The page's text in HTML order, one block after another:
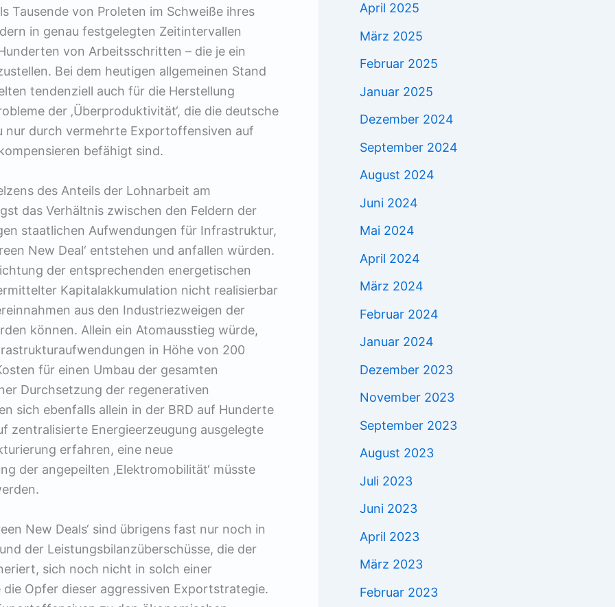
Tausende von Proleten im Schweiße ihres
in genau festgelegten Zeitintervallen
von Arbeitsschritten – die je ein
Bei dem heutigen allgemeinen Stand
tendenziell auch für die Herstellung
der ‚Überproduktivität‘, die die deutsche
durch vermehrte Exportoffensiven auf
befähigt sind.
des Anteils der Lohnarbeit am
das Verhältnis zwischen den Feldern der
staatlichen Aufwendungen für Infrastruktur,
New Deal‘ entstehen und anfallen würden.
der entsprechenden energetischen
Kapitalakkumulation nicht realisierbar
aus den Industriezweigen der
können. Allein ein Atomausstieg würde,
in Höhe von 200
für einen Umbau der gesamten
Durchsetzung der regenerativen
sich ebenfalls allein in der BRD auf Hunderte
zentralisierte Energieerzeugung ausgelegte
erfahren, eine neue
der angepeilten ‚Elektromobilität‘ müsste
New Deals‘ sind übrigens fast nur noch in
der Leistungsbilanzüberschüsse, die der
sich noch nicht in solch einer
Opfer dieser aggressiven Exportstrategie.
April 2025
März 2025
Februar 2025
Januar 2025
Dezember 2024
September 2024
August 2024
Juni 2024
Mai 2024
April 2024
März 2024
Februar 2024
Januar 2024
Dezember 2023
November 2023
September 2023
August 2023
Juli 2023
Juni 2023
April 2023
März 2023
Februar 2023